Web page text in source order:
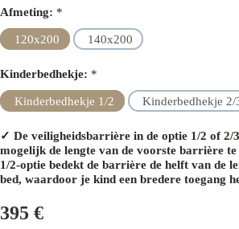
Afmeting: *
120x200 140x200
Kinderbedhekje: *
Kinderbedhekje 1/2 Kinderbedhekje
✓ De veiligheidsbarrière in de optie 1/2 of 2/
mogelijk de lengte van de voorste barrière
1/2-optie bedekt de barrière de helft van de
bed, waardoor je kind een bredere toegang
395 €